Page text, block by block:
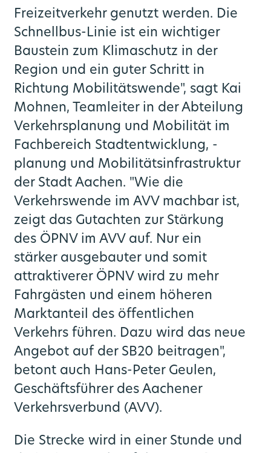
Freizeitverkehr genutzt werden. Die
Schnellbus-Linie ist ein wichtiger
Baustein zum Klimaschutz in der
Region und ein guter Schritt in
Richtung Mobilitätswende", sagt Kai
Mohnen, Teamleiter in der Abteilung
Verkehrsplanung und Mobilität im
Fachbereich Stadtentwicklung, -
planung und Mobilitätsinfrastruktur
der Stadt Aachen. "Wie die
Verkehrswende im AVV machbar ist,
zeigt das Gutachten zur Stärkung
des ÖPNV im AVV auf. Nur ein
stärker ausgebauter und somit
attraktiverer ÖPNV wird zu mehr
Fahrgästen und einem höheren
Marktanteil des öffentlichen
Verkehrs führen. Dazu wird das neue
Angebot auf der SB20 beitragen",
betont auch Hans-Peter Geulen,
Geschäftsführer des Aachener
Verkehrsverbund (AVV).
Die Strecke wird in einer Stunde und